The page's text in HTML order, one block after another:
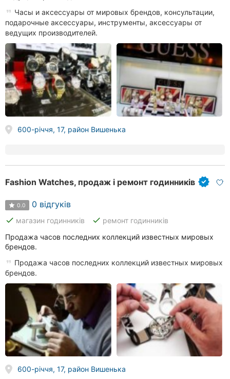
Часы и аксессуары от мировых брендов, консультации,
подарочные аксессуары, инструменты, аксессуары от
ведущих производителей.
600-річчя, 17, район Вишенька
Fashion Watches, продаж і ремонт годинників
0.0 0 відгуків
done магазин годинників done ремонт годинників
Продажа часов последних коллекций известных мировых
брендов.
Продажа часов последних коллекций известных мировых
брендов.
600-річчя, 17, район Вишенька